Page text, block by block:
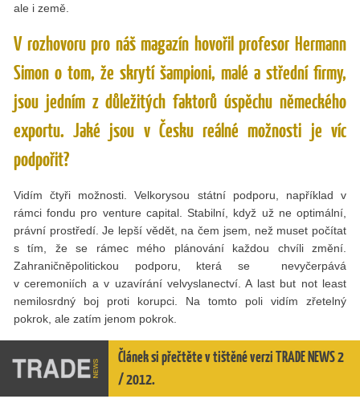
ale i země.
V rozhovoru pro náš magazín hovořil profesor Hermann
Simon o tom, že skrytí šampioni, malé a střední firmy,
jsou jedním z důležitých faktorů úspěchu německého
exportu. Jaké jsou v Česku reálné možnosti je víc
podpořit?
Vidím čtyři možnosti. Velkorysou státní podporu, například v
rámci fondu pro venture capital. Stabilní, když už ne optimální,
právní prostředí. Je lepší vědět, na čem jsem, než muset počítat
s tím, že se rámec mého plánování každou chvíli změní.
Zahraničněpolitickou podporu, která se nevyčerpává
v ceremoniích a v uzavírání velvyslanectví. A last but not least
nemilosrdný boj proti korupci. Na tomto poli vidím zřetelný
pokrok, ale zatím jenom pokrok.
Článek si přečtěte v tištěné verzi TRADE NEWS 2
/ 2012.